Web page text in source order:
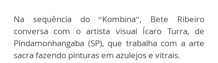
Na sequência do “Kombina”, Bete Ribeiro
conversa com o artista visual Ícaro Turra, de
Pindamonhangaba (SP), que trabalha com a arte
sacra fazendo pinturas em azulejos e vitrais.